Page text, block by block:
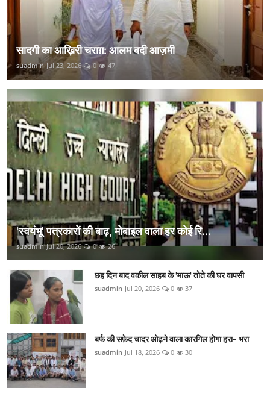
सादगी का आख़िरी चराग़: आलम बदी आज़मी
suadmin Jul 23, 2026 0 47
'स्वयंभू' पत्रकारों की बाढ़, मोबाइल वाला हर कोई रि...
suadmin Jul 20, 2026 0 26
छह दिन बाद वकील साहब के 'माऊ' तोते की घर वापसी
suadmin Jul 20, 2026 0 37
बर्फ की सफ़ेद चादर ओढ़ने वाला कारगिल होगा हरा- भरा
suadmin Jul 18, 2026 0 30